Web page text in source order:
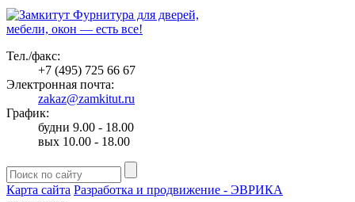
Фурнитура для дверей,
мебели, окон — есть все!
Тел./факс:
+7 (495) 725 66 67
Электронная почта:
zakaz@zamkitut.ru
График:
будни 9.00 - 18.00
вых 10.00 - 18.00
Карта сайта Разработка и продвижение - ЭВРИКА